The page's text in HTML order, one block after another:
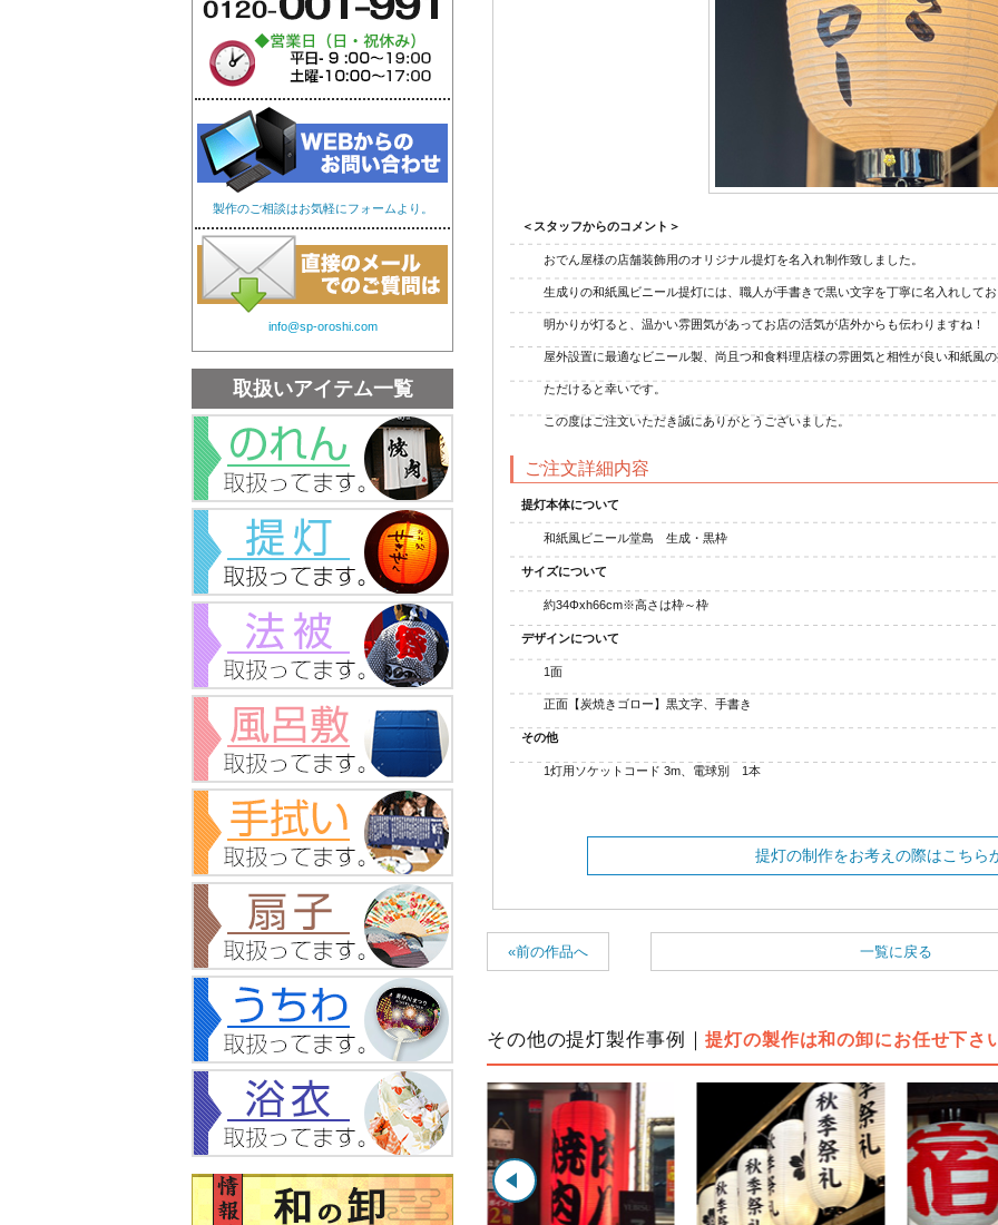
オリジナル手ぬぐい オリジナル扇子 オリジナルうちわ オリ
＜スタッフからのコメント＞
おでん屋様の店舗装飾用のオリジナル提灯を名入れ制作致しました。
生成りの和紙風ビニール提灯には、職人が手書きで黒い文字を丁寧に名入れして
明かりが灯ると、温かい雰囲気があってお店の活気が店外からも伝わりますね！
屋外設置に最適なビニール製、尚且つ和食料理店様の雰囲気と相性が良い和紙風
ただけると幸いです。
この度はご注文いただき誠にありがとうございました。
ご注文詳細内容
提灯本体について
和紙風ビニール堂島 生成・黒枠
サイズについて
約34Φxh66cm※高さは枠～枠
デザインについて
1面
正面【炭焼きゴロー】黒文字、手書き
その他
1灯用ソケットコード 3m、電球別 1本
提灯の制作をお考えの際はこちら
«前の作品へ 一覧に戻る
その他の提灯製作事例｜提灯の製作は和の卸にお任せ下さ
製作のご相談はお気軽にフォームより。
info@sp-oroshi.com
取扱いアイテム一覧